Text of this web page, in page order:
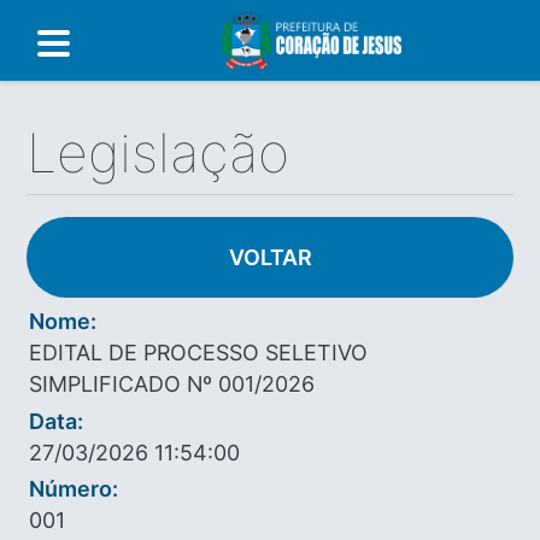
Legislação
VOLTAR
Nome:
EDITAL DE PROCESSO SELETIVO
SIMPLIFICADO Nº 001/2026
Data:
27/03/2026 11:54:00
Número:
001